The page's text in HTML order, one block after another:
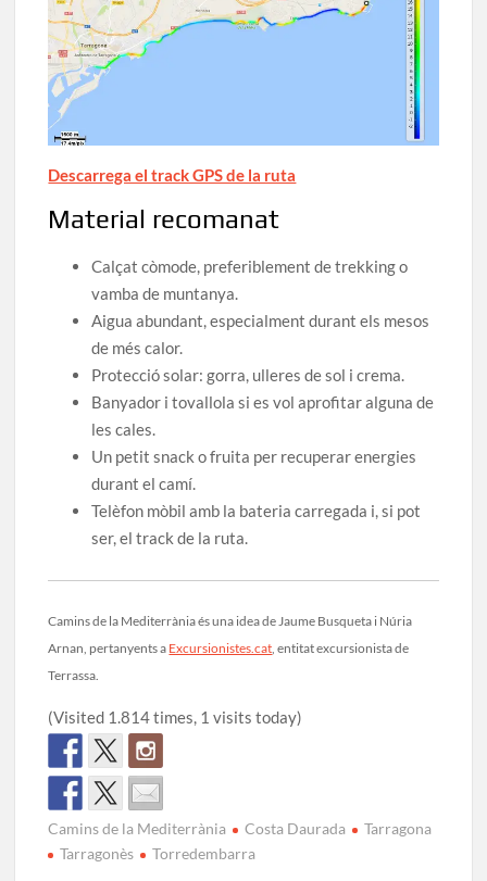
Descarrega el track GPS de la ruta
Material recomanat
Calçat còmode, preferiblement de trekking o
vamba de muntanya.
Aigua abundant, especialment durant els mesos
de més calor.
Protecció solar: gorra, ulleres de sol i crema.
Banyador i tovallola si es vol aprofitar alguna de
les cales.
Un petit snack o fruita per recuperar energies
durant el camí.
Telèfon mòbil amb la bateria carregada i, si pot
ser, el track de la ruta.
Camins de la Mediterrània és una idea de Jaume Busqueta i Núria
Arnan, pertanyents a Excursionistes.cat , entitat excursionista de
Terrassa.
(Visited 1.814 times, 1 visits today)
Camins de la Mediterrània Costa Daurada
Tarragona
Tarragonès
Torredembarra